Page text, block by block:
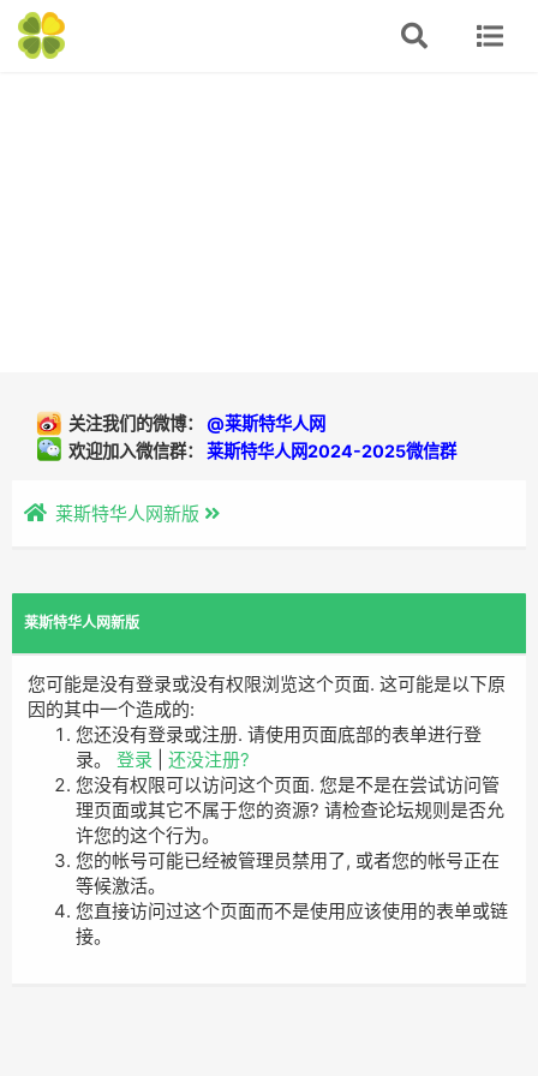
关注我们的微博： @莱斯特华人网
欢迎加入微信群： 莱斯特华人网2024-2025微信群
莱斯特华人网新版
莱斯特华人网新版
您可能是没有登录或没有权限浏览这个页面. 这可能是以下原
因的其中一个造成的:
您还没有登录或注册. 请使用页面底部的表单进行登
录。 登录
还没注册?
您没有权限可以访问这个页面. 您是不是在尝试访问管
理页面或其它不属于您的资源? 请检查论坛规则是否允
许您的这个行为。
您的帐号可能已经被管理员禁用了, 或者您的帐号正在
等候激活。
您直接访问过这个页面而不是使用应该使用的表单或链
接。